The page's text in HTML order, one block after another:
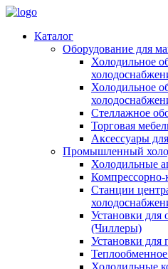
Каталог
Оборудование для
Холодильное
Холодильное
Стеллажное
Торговая
Аксессуары
Промышленный
Холодильные
Компрессорно-
Станции
Установки для
(Чиллеры)
Установки
Холодильные